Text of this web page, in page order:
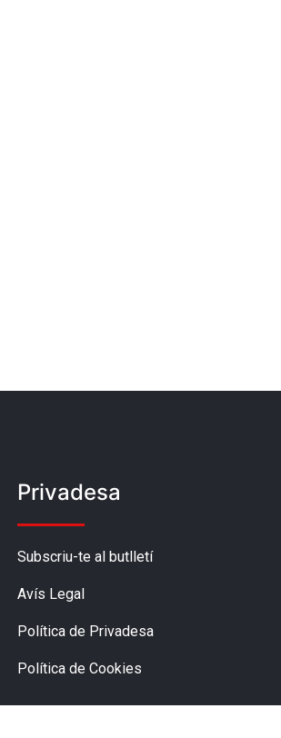
Privadesa
Subscriu-te al butlletí
Avís Legal
Política de Privadesa
Política de Cookies